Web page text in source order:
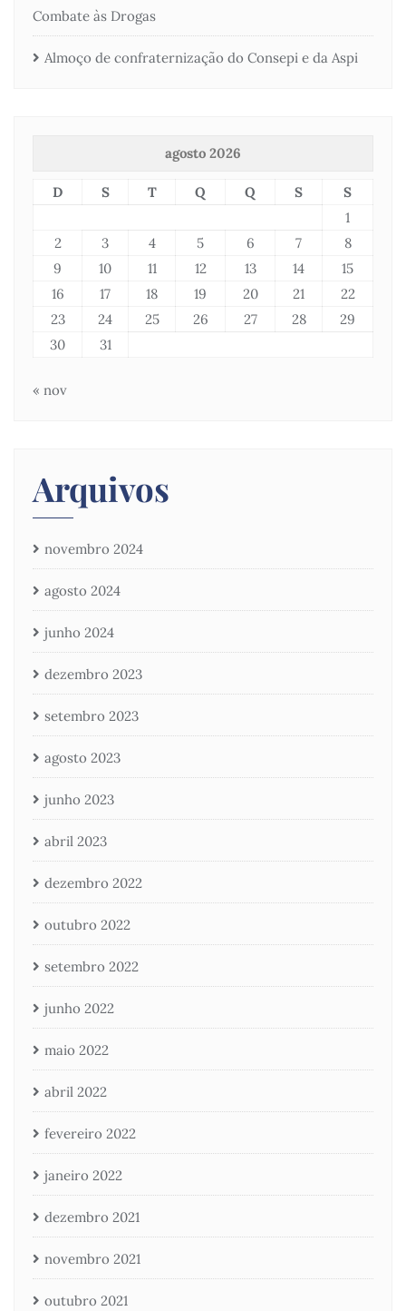
Combate às Drogas
Almoço de confraternização do Consepi e da Aspi
agosto 2026
D S T Q Q S
S
1
2
3 4 5 6 7
8
9
10 11 12 13 14
15
16
17 18 19 20 21
22
23
24 25 26 27 28
29
30
31
« nov
Arquivos
novembro 2024
agosto 2024
junho 2024
dezembro 2023
setembro 2023
agosto 2023
junho 2023
abril 2023
dezembro 2022
outubro 2022
setembro 2022
junho 2022
maio 2022
abril 2022
fevereiro 2022
janeiro 2022
dezembro 2021
novembro 2021
outubro 2021